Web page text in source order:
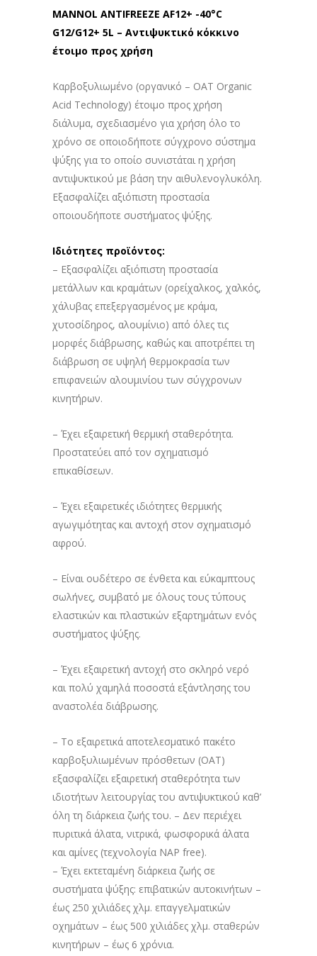
MANNOL ANTIFREEZE AF12+ -40°C
G12/G12+ 5L – Αντιψυκτικό κόκκινο
έτοιμο προς χρήση
Καρβοξυλιωμένο (οργανικό – OAT Organic
Acid Technology) έτοιμο προς χρήση
διάλυμα, σχεδιασμένο για χρήση όλο το
χρόνο σε οποιοδήποτε σύγχρονο σύστημα
ψύξης για το οποίο συνιστάται η χρήση
αντιψυκτικού με βάση την αιθυλενογλυκόλη.
Εξασφαλίζει αξιόπιστη προστασία
οποιουδήποτε συστήματος ψύξης.
Ιδιότητες προϊόντος:
– Εξασφαλίζει αξιόπιστη προστασία
μετάλλων και κραμάτων (ορείχαλκος, χαλκός,
χάλυβας επεξεργασμένος με κράμα,
χυτοσίδηρος, αλουμίνιο) από όλες τις
μορφές διάβρωσης, καθώς και αποτρέπει τη
διάβρωση σε υψηλή θερμοκρασία των
επιφανειών αλουμινίου των σύγχρονων
κινητήρων.
– Έχει εξαιρετική θερμική σταθερότητα.
Προστατεύει από τον σχηματισμό
επικαθίσεων.
– Έχει εξαιρετικές ιδιότητες θερμικής
αγωγιμότητας και αντοχή στον σχηματισμό
αφρού.
– Είναι ουδέτερο σε ένθετα και εύκαμπτους
σωλήνες, συμβατό με όλους τους τύπους
ελαστικών και πλαστικών εξαρτημάτων ενός
συστήματος ψύξης.
– Έχει εξαιρετική αντοχή στο σκληρό νερό
και πολύ χαμηλά ποσοστά εξάντλησης του
αναστολέα διάβρωσης.
– Το εξαιρετικά αποτελεσματικό πακέτο
καρβοξυλιωμένων πρόσθετων (OAT)
εξασφαλίζει εξαιρετική σταθερότητα των
ιδιοτήτων λειτουργίας του αντιψυκτικού καθ’
όλη τη διάρκεια ζωής του. – Δεν περιέχει
πυριτικά άλατα, νιτρικά, φωσφορικά άλατα
και αμίνες (τεχνολογία NAP free).
– Έχει εκτεταμένη διάρκεια ζωής σε
συστήματα ψύξης: επιβατικών αυτοκινήτων –
έως 250 χιλιάδες χλμ. επαγγελματικών
οχημάτων – έως 500 χιλιάδες χλμ. σταθερών
κινητήρων – έως 6 χρόνια.